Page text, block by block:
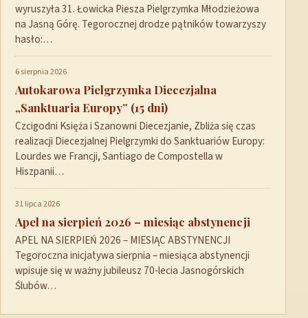
wyruszyła 31. Łowicka Piesza Pielgrzymka Młodzieżowa
na Jasną Górę. Tegorocznej drodze pątników towarzyszy
hasło:…
6 sierpnia 2026
Autokarowa Pielgrzymka Diecezjalna
„Sanktuaria Europy” (15 dni)
Czcigodni Księża i Szanowni Diecezjanie, Zbliża się czas
realizacji Diecezjalnej Pielgrzymki do Sanktuariów Europy:
Lourdes we Francji, Santiago de Compostella w
Hiszpanii…
31 lipca 2026
Apel na sierpień 2026 – miesiąc abstynencji
APEL NA SIERPIEŃ 2026 – MIESIĄC ABSTYNENCJI
Tegoroczna inicjatywa sierpnia – miesiąca abstynencji
wpisuje się w ważny jubileusz 70-lecia Jasnogórskich
Ślubów…